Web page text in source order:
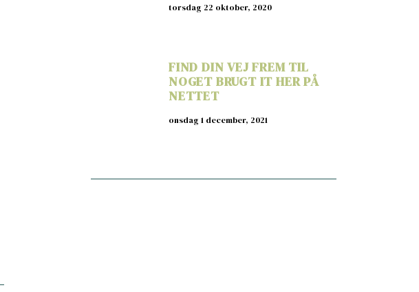
torsdag 22 oktober, 2020
FIND DIN VEJ FREM TIL
NOGET BRUGT IT HER PÅ
NETTET
onsdag 1 december, 2021